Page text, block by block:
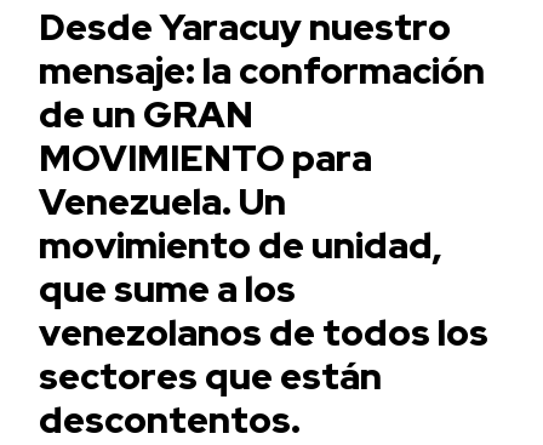
Desde Yaracuy nuestro
mensaje: la conformación
de un GRAN
MOVIMIENTO para
Venezuela. Un
movimiento de unidad,
que sume a los
venezolanos de todos los
sectores que están
descontentos.